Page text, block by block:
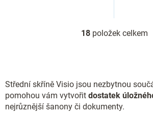
O
a
c
í
18položek celkem
Střední skříně Visio jsou nezbytnou
pomohou vám vytvořit dostatek
nejrůznější šanony či dokumenty.